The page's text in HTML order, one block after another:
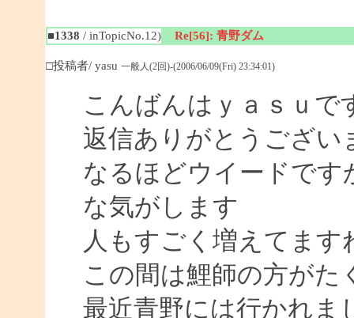
■1338 / inTopicNo.12) Re[56]: 青野ダム
□投稿者/ yasu 一般人(2回)-(2006/06/09(Fri) 23:34:01)
こんばんはｙａｓｕで
返信ありがとうござい
なるほどウイードで
な気がします
人もすごく増えてます
この間は鯉師の方がた
最近青野には行かれま